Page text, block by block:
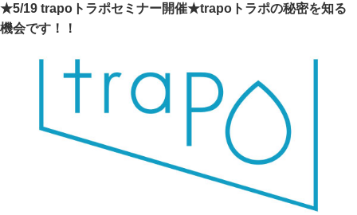
★5/19 trapoトラポセミナー開催★trapoトラポの秘密を知る
機会です！！